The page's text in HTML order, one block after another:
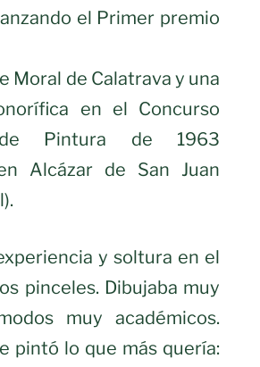
el Primer premio
Moral de Calatrava y una
en el Concurso
de Pintura de 1963
Alcázar de San Juan
y soltura en el
pinceles. Dibujaba muy
muy académicos.
pintó lo que más quería: